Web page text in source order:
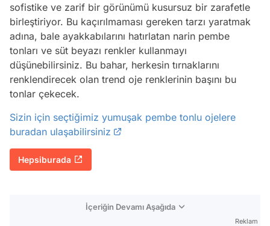
sofistike ve zarif bir görünümü kusursuz bir zarafetle
birleştiriyor. Bu kaçırılmaması gereken tarzı yaratmak
adına, bale ayakkabılarını hatırlatan narin pembe
tonları ve süt beyazı renkler kullanmayı
düşünebilirsiniz. Bu bahar, herkesin tırnaklarını
renklendirecek olan trend oje renklerinin başını bu
tonlar çekecek.
Sizin için seçtiğimiz yumuşak pembe tonlu ojelere
buradan ulaşabilirsiniz
Hepsiburada
İçeriğin Devamı Aşağıda
Reklam